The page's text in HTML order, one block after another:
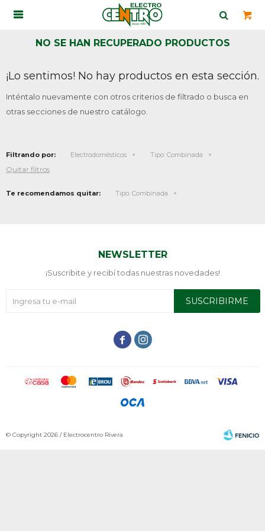

NO SE HAN RECUPERADO PRODUCTOS
¡Lo sentimos! No hay productos en esta sección.
Inténtalo nuevamente con otros criterios de filtrado o busca en
otras secciones de nuestro catálogo.
Filtrando por: Electrodomésticos Tipo: Combinada
Quitar filtros
Te recomendamos quitar: Tipo: Combinada
NEWSLETTER
¡Suscribite y recibí todas nuestras novedades!
SUSCRIBIRME
 
© Copyright 2026 / Electrocentro Rivera